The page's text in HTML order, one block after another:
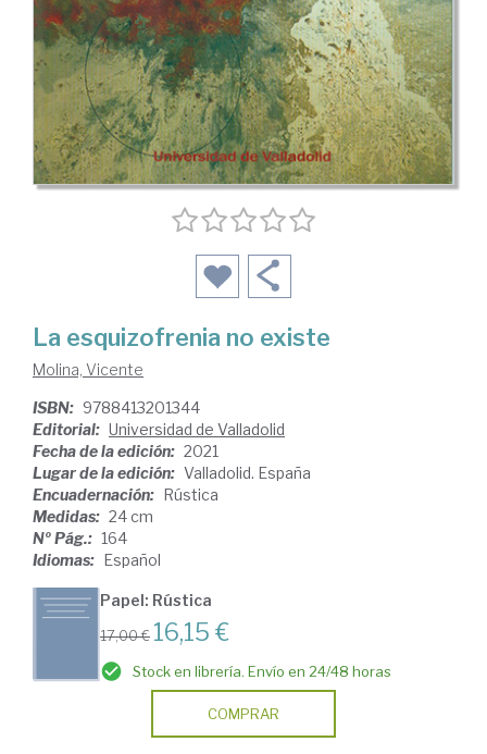
La esquizofrenia no existe
Molina, Vicente
ISBN: 9788413201344
Editorial: Universidad de Valladolid
Fecha de la edición: 2021
Lugar de la edición: Valladolid. España
Encuadernación: Rústica
Medidas: 24 cm
Nº Pág.: 164
Idiomas: Español
Papel: Rústica
17,00 € 16,15 €
Stock en librería. Envío en 24/48 horas
COMPRAR